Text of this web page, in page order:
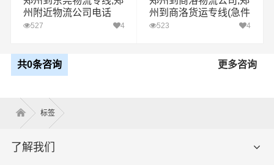
州附近物流公司电话
527 4
州到商洛货运专线(急件
定时达)
523 4
共0条咨询 更多咨询
标签
了解我们